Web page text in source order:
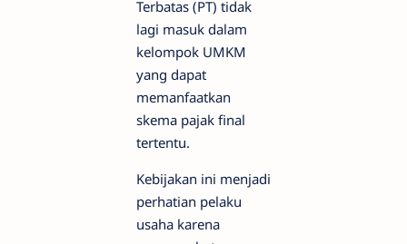
Terbatas (PT) tidak
lagi masuk dalam
kelompok UMKM
yang dapat
memanfaatkan
skema pajak final
tertentu.
Kebijakan ini menjadi
perhatian pelaku
usaha karena